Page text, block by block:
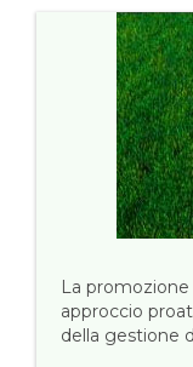
La
approccio
della gestione